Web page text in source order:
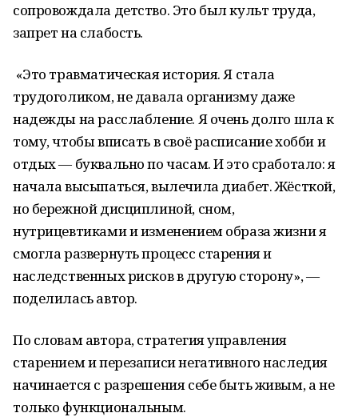
сопровождала детство. Это был культ труда,
запрет на слабость.
«Это травматическая история. Я стала
трудоголиком, не давала организму даже
надежды на расслабление. Я очень долго шла к
тому, чтобы вписать в своё расписание хобби и
отдых — буквально по часам. И это сработало: я
начала высыпаться, вылечила диабет. Жёсткой,
но бережной дисциплиной, сном,
нутрицевтиками и изменением образа жизни я
смогла развернуть процесс старения и
наследственных рисков в другую сторону», —
поделилась автор.
По словам автора, стратегия управления
старением и перезаписи негативного наследия
начинается с разрешения себе быть живым, а не
только функциональным.